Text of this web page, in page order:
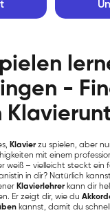
-
Klavier zu spielen, aber
mit einem
weiß – vielleicht steckt ein
in dir? Natürlich
Klavierlehrer kann dir
Er zeigt dir, wie du
kannst, damit du